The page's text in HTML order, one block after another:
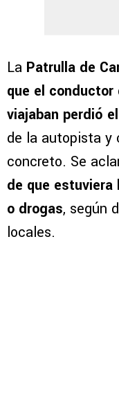
La Patrulla de
que el conductor
viajaban perdió
de la autopista y
concreto. Se
de que
o drogas, según
locales.